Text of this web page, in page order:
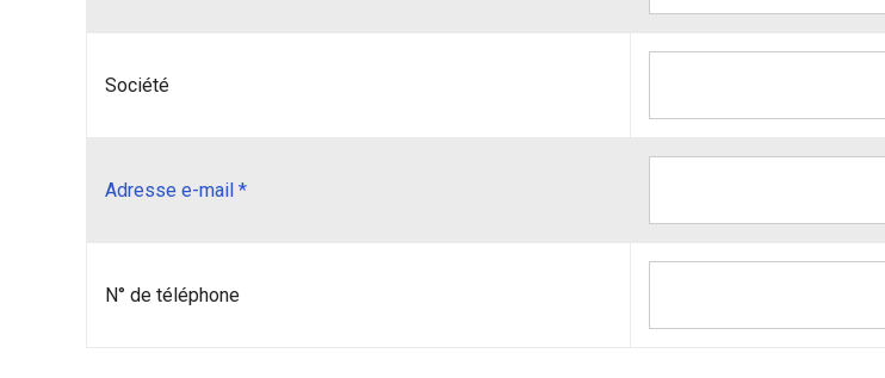
Société
Adresse e-mail *
N° de téléphone